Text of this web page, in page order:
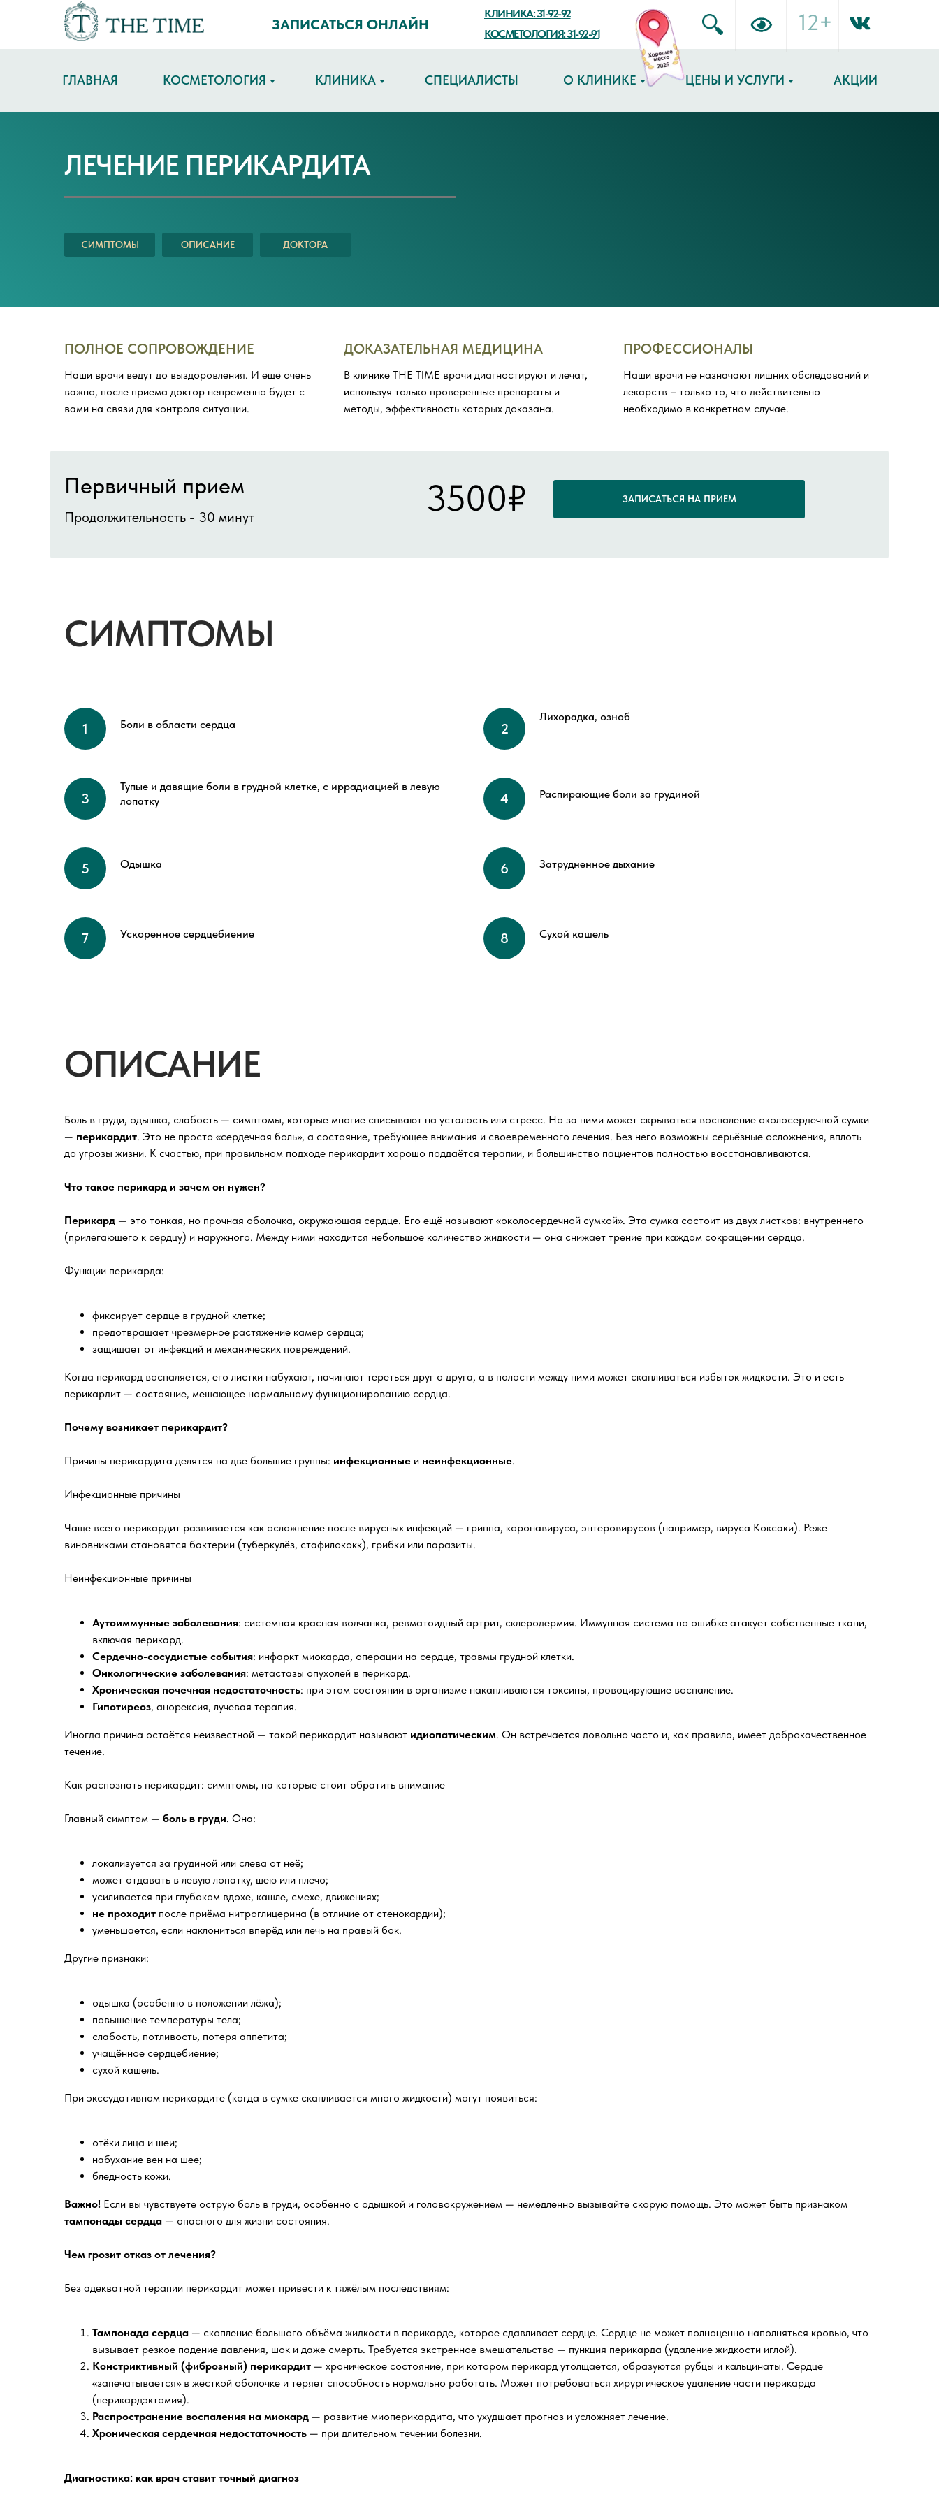
КЛИНИКА: 31-92-92
КОСМЕТОЛОГИЯ: 31-92-91
12+
ЗАПИСАТЬСЯ ОНЛАЙН
ГЛАВНАЯ КОСМЕТОЛОГИЯ КЛИНИКА СПЕЦИАЛИСТЫ О КЛИНИКЕ ЦЕНЫ И УСЛУГИ АКЦИИ
ЛЕЧЕНИЕ ПЕРИКАРДИТА
СИМПТОМЫ ОПИСАНИЕ ДОКТОРА
ПОЛНОЕ СОПРОВОЖДЕНИЕ
Наши врачи ведут до выздоровления. И ещё очень
важно, после приема доктор непременно будет с
вами на связи для контроля ситуации.
ДОКАЗАТЕЛЬНАЯ МЕДИЦИНА
В клинике THE TIME врачи диагностируют и лечат,
используя только проверенные препараты и
методы, эффективность которых доказана.
ПРОФЕССИОНАЛЫ
Наши врачи не назначают лишних обследований и
лекарств – только то, что действительно
необходимо в конкретном случае.
Первичный прием
Продолжительность - 30 минут 3500₽ ЗАПИСАТЬСЯ НА ПРИЕМ
СИМПТОМЫ
Боли в области сердца
Лихорадка, озноб
Тупые и давящие боли в грудной клетке, с иррадиацией в левую
лопатку
Распирающие боли за грудиной
Одышка Затрудненное дыхание
Ускоренное сердцебиение Сухой кашель
ОПИСАНИЕ
Боль в груди, одышка, слабость — симптомы, которые многие списывают на усталость или стресс. Но за ними может скрываться воспаление околосердечной сумки
— перикардит. Это не просто «сердечная боль», а состояние, требующее внимания и своевременного лечения. Без него возможны серьёзные осложнения, вплоть
до угрозы жизни. К счастью, при правильном подходе перикардит хорошо поддаётся терапии, и большинство пациентов полностью восстанавливаются.
Что такое перикард и зачем он нужен?
Перикард — это тонкая, но прочная оболочка, окружающая сердце. Его ещё называют «околосердечной сумкой». Эта сумка состоит из двух листков: внутреннего
(прилегающего к сердцу) и наружного. Между ними находится небольшое количество жидкости — она снижает трение при каждом сокращении сердца.
Функции перикарда:
фиксирует сердце в грудной клетке;
предотвращает чрезмерное растяжение камер сердца;
защищает от инфекций и механических повреждений.
Когда перикард воспаляется, его листки набухают, начинают тереться друг о друга, а в полости между ними может скапливаться избыток жидкости. Это и есть
перикардит — состояние, мешающее нормальному функционированию сердца.
Почему возникает перикардит?
Причины перикардита делятся на две большие группы: инфекционные и неинфекционные.
Инфекционные причины
Чаще всего перикардит развивается как осложнение после вирусных инфекций — гриппа, коронавируса, энтеровирусов (например, вируса Коксаки). Реже
виновниками становятся бактерии (туберкулёз, стафилококк), грибки или паразиты.
Неинфекционные причины
Аутоиммунные заболевания: системная красная волчанка, ревматоидный артрит, склеродермия. Иммунная система по ошибке атакует собственные ткани,
включая перикард.
Сердечно-сосудистые события: инфаркт миокарда, операции на сердце, травмы грудной клетки.
Онкологические заболевания: метастазы опухолей в перикард.
Хроническая почечная недостаточность: при этом состоянии в организме накапливаются токсины, провоцирующие воспаление.
Гипотиреоз, анорексия, лучевая терапия.
Иногда причина остаётся неизвестной — такой перикардит называют идиопатическим. Он встречается довольно часто и, как правило, имеет доброкачественное
течение.
Как распознать перикардит: симптомы, на которые стоит обратить внимание
Главный симптом — боль в груди. Она:
локализуется за грудиной или слева от неё;
может отдавать в левую лопатку, шею или плечо;
усиливается при глубоком вдохе, кашле, смехе, движениях;
не проходит после приёма нитроглицерина (в отличие от стенокардии);
уменьшается, если наклониться вперёд или лечь на правый бок.
Другие признаки:
одышка (особенно в положении лёжа);
повышение температуры тела;
слабость, потливость, потеря аппетита;
учащённое сердцебиение;
сухой кашель.
При экссудативном перикардите (когда в сумке скапливается много жидкости) могут появиться:
отёки лица и шеи;
набухание вен на шее;
бледность кожи.
Важно! Если вы чувствуете острую боль в груди, особенно с одышкой и головокружением — немедленно вызывайте скорую помощь. Это может быть признаком
тампонады сердца — опасного для жизни состояния.
Чем грозит отказ от лечения?
Без адекватной терапии перикардит может привести к тяжёлым последствиям:
Тампонада сердца — скопление большого объёма жидкости в перикарде, которое сдавливает сердце. Сердце не может полноценно наполняться кровью, что
вызывает резкое падение давления, шок и даже смерть. Требуется экстренное вмешательство — пункция перикарда (удаление жидкости иглой).
Констриктивный (фиброзный) перикардит — хроническое состояние, при котором перикард утолщается, образуются рубцы и кальцинаты. Сердце
«запечатывается» в жёсткой оболочке и теряет способность нормально работать. Может потребоваться хирургическое удаление части перикарда
(перикардэктомия).
Распространение воспаления на миокард — развитие миоперикардита, что ухудшает прогноз и усложняет лечение.
Хроническая сердечная недостаточность — при длительном течении болезни.
Диагностика: как врач ставит точный диагноз